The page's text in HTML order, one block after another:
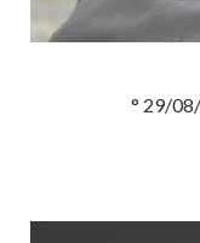
Goris Guy
° 29/